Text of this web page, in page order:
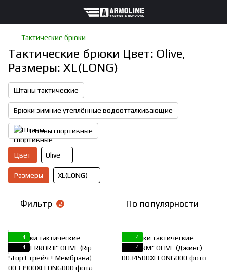
Тактические брюки
Тактические брюки Цвет: Olive,
Размеры: XL(LONG)
Штаны тактические
Брюки зимние утеплённые водоотталкивающие
Штаны спортивные
Цвет Olive
Размеры XL(LONG)
Фильтр 2 По популярности
4
4
4
4